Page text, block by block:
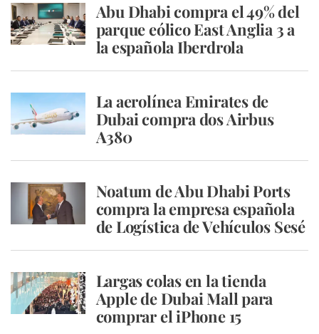
Abu Dhabi compra el 49% del
parque eólico East Anglia 3 a
la española Iberdrola
La aerolínea Emirates de
Dubai compra dos Airbus
A380
Noatum de Abu Dhabi Ports
compra la empresa española
de Logística de Vehículos Sesé
Largas colas en la tienda
Apple de Dubai Mall para
comprar el iPhone 15